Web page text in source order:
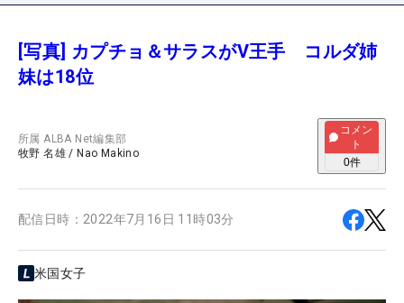
[写真] カプチョ＆サラスがV王手 コルダ姉
妹は18位
所属ALBA Net編集部
牧野 名雄 / Nao Makino
コメン
ト
0件
配信日時： 2022年7月16日 11時03分
米国女子